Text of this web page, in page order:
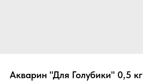
Акварин "Для Голубики" 0,5 кг